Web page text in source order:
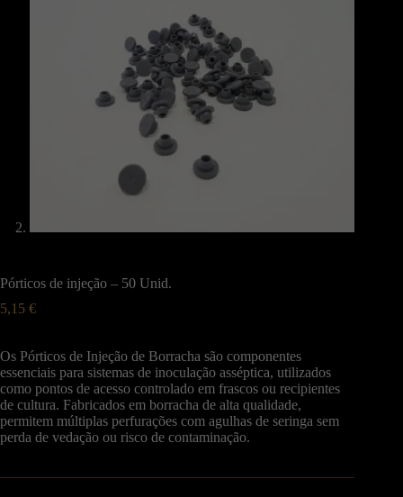
Pórticos de injeção – 50 Unid.
5,15 €
Os Pórticos de Injeção de Borracha são componentes
essenciais para sistemas de inoculação asséptica, utilizados
como pontos de acesso controlado em frascos ou recipientes
de cultura. Fabricados em borracha de alta qualidade,
permitem múltiplas perfurações com agulhas de seringa sem
perda de vedação ou risco de contaminação.